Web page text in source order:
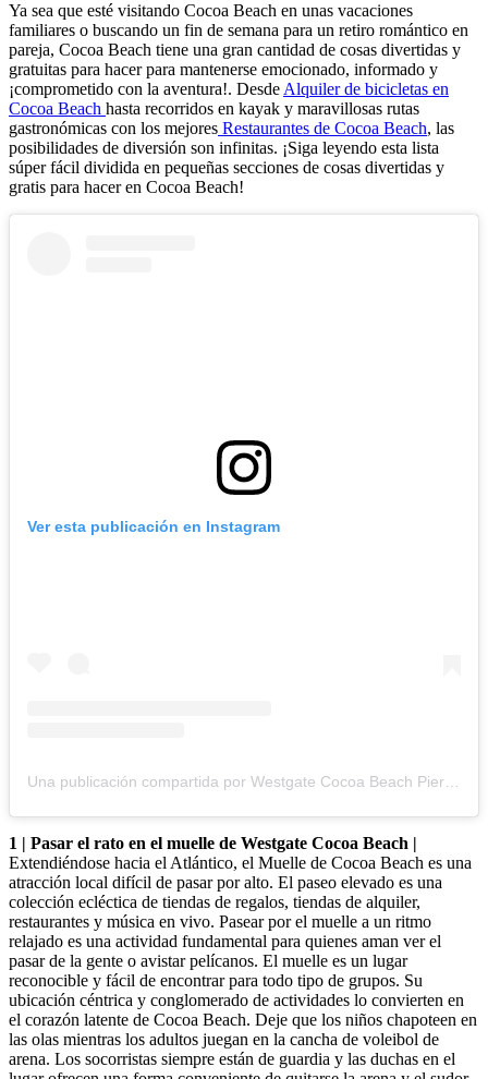
Ya sea que esté visitando Cocoa Beach en unas vacaciones
familiares o buscando un fin de semana para un retiro romántico en
pareja, Cocoa Beach tiene una gran cantidad de cosas divertidas y
gratuitas para hacer para mantenerse emocionado, informado y
¡comprometido con la aventura!. Desde Alquiler de bicicletas en
Cocoa Beach hasta recorridos en kayak y maravillosas rutas
gastronómicas con los mejores Restaurantes de Cocoa Beach, las
posibilidades de diversión son infinitas. ¡Siga leyendo esta lista
súper fácil dividida en pequeñas secciones de cosas divertidas y
gratis para hacer en Cocoa Beach!
Ver esta publicación en Instagram
Una publicación compartida por Westgate Cocoa Beach Pier (@cocoabeachpier)
1 | Pasar el rato en el muelle de Westgate Cocoa Beach |
Extendiéndose hacia el Atlántico, el Muelle de Cocoa Beach es una
atracción local difícil de pasar por alto. El paseo elevado es una
colección ecléctica de tiendas de regalos, tiendas de alquiler,
restaurantes y música en vivo. Pasear por el muelle a un ritmo
relajado es una actividad fundamental para quienes aman ver el
pasar de la gente o avistar pelícanos. El muelle es un lugar
reconocible y fácil de encontrar para todo tipo de grupos. Su
ubicación céntrica y conglomerado de actividades lo convierten en
el corazón latente de Cocoa Beach. Deje que los niños chapoteen en
las olas mientras los adultos juegan en la cancha de voleibol de
arena. Los socorristas siempre están de guardia y las duchas en el